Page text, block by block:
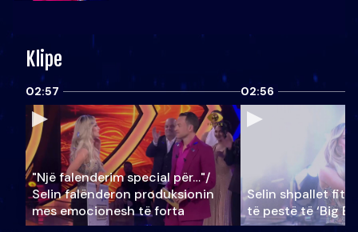
Klipe
02:57
"Një falenderim special për…"/
Selin falënderon produksionin
mes emocionesh të forta
02:56
Selin shpallet
të pestë të ‘Big